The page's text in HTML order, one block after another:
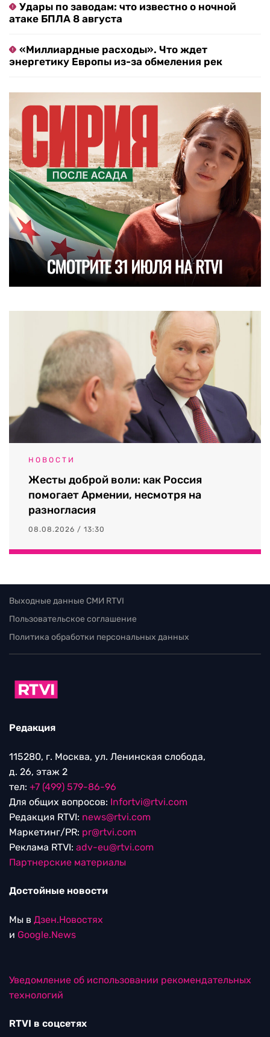
Удары по заводам: что известно о ночной
атаке БПЛА 8 августа
«Миллиардные расходы». Что ждет
энергетику Европы из-за обмеления рек
НОВОСТИ
Жесты доброй воли: как Россия
помогает Армении, несмотря на
разногласия
08.08.2026 / 13:30
Выходные данные СМИ RTVI
Пользовательское соглашение
Политика обработки персональных данных
Редакция
115280, г. Москва, ул. Ленинская слобода,
д. 26, этаж 2
тел: +7 (499) 579-86-96
Для общих вопросов: Infortvi@rtvi.com
Редакция RTVI: news@rtvi.com
Маркетинг/PR: pr@rtvi.com
Реклама RTVI: adv-eu@rtvi.com
Партнерские материалы
Достойные новости
Мы в Дзен.Новостях
и Google.News
Уведомление об использовании рекомендательных
технологий
RTVI в соцсетях